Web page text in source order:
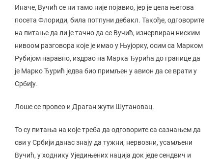
Иначе, Вучић се ни тамо није појавио, јер је цела његова
посета Флориди, била потпуни дебакл. Такође, одговорите
на питање да ли је тачно да се Вучић, изнервиран ниским
нивоом разговора које је имао у Њујорку, осим са Марком
Рубијом наравно, издрао на Марка Ђурића до границе да
је Марко Ђурић једва био примљен у авион да се врати у
Србију.
Лоше се провео и Драган жути Шутановац.
То су питања на које треба да одговорите са сазнањем да
сви у Србији данас знају да тужни, нервозни, усамљени
Вучић, у ходнику Уједињених нација док једе сендвич и